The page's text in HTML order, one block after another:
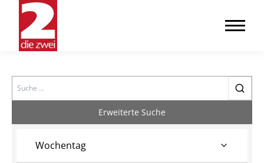
Search
Erweiterte Suche
Wochentag